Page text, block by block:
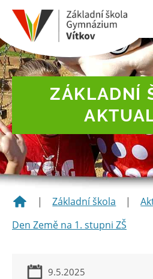
ZÁKLADNÍ
| Základní škola |
Den Země na 1. stupni ZŠ
9.5.2025